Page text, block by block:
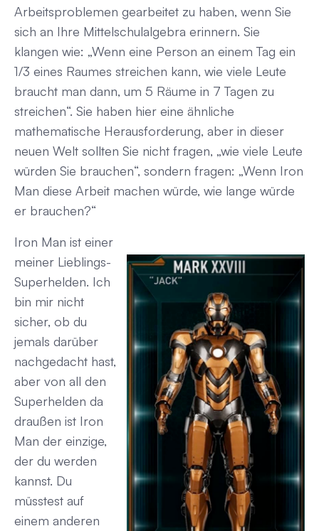
Arbeitsproblemen gearbeitet zu haben, wenn Sie
sich an Ihre Mittelschulalgebra erinnern. Sie
klangen wie: „Wenn eine Person an einem Tag ein
1/3 eines Raumes streichen kann, wie viele Leute
braucht man dann, um 5 Räume in 7 Tagen zu
streichen“. Sie haben hier eine ähnliche
mathematische Herausforderung, aber in dieser
neuen Welt sollten Sie nicht fragen, „wie viele Leute
würden Sie brauchen“, sondern fragen: „Wenn Iron
Man diese Arbeit machen würde, wie lange würde
er brauchen?“
Iron Man ist einer
meiner Lieblings-
Superhelden. Ich
bin mir nicht
sicher, ob du
jemals darüber
nachgedacht hast,
aber von all den
Superhelden da
draußen ist Iron
Man der einzige,
der du werden
kannst. Du
müsstest auf
einem anderen